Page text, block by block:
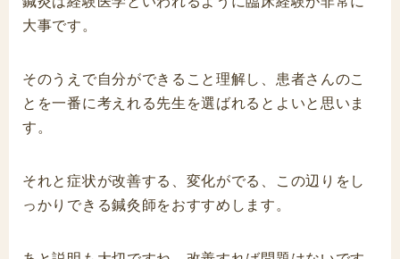
大事です。
そのうえで自分ができること理解し、患者さんのこ
とを一番に考えれる先生を選ばれるとよいと思いま
す。
それと症状が改善する、変化がでる、この辺りをし
っかりできる鍼灸師をおすすめします。